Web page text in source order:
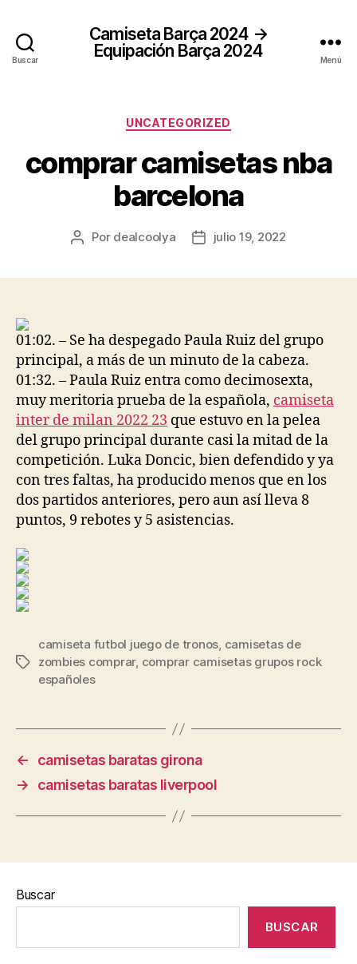
Buscar
Camiseta Barça 2024 →
Equipación Barça 2024
Menú
Categorías
UNCATEGORIZED
comprar camisetas nba
barcelona
Autor
Por dealcoolya
Fechajulio 19, 2022
01:02. – Se ha despegado Paula Ruiz del grupo
principal, a más de un minuto de la cabeza.
01:32. – Paula Ruiz entra como decimosexta,
muy meritoria prueba de la española, camiseta
inter de milan 2022 23 que estuvo en la pelea
del grupo principal durante casi la mitad de la
competición. Luka Doncic, bien defendido y ya
con tres faltas, ha producido menos que en los
dos partidos anteriores, pero aun así lleva 8
puntos, 9 rebotes y 5 asistencias.
Etiquetas
camiseta futbol juego de tronos, camisetas de
zombies comprar, comprar camisetas grupos rock
españoles
←
camisetas baratas girona
→
camisetas baratas liverpool
Buscar
BUSCAR